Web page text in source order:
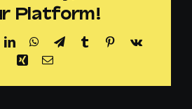
Platform!
LinkedInWhatsApp
TelegramTumblr Pinterest
Vk
XingEmail